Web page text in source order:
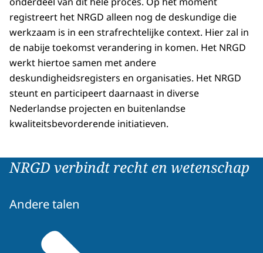
registreert het NRGD alleen nog de deskundige die
werkzaam is in een strafrechtelijke context. Hier zal in
de nabije toekomst verandering in komen. Het NRGD
werkt hiertoe samen met andere
deskundigheidsregisters en organisaties. Het NRGD
steunt en participeert daarnaast in diverse
Nederlandse projecten en buitenlandse
kwaliteitsbevorderende initiatieven.
NRGD verbindt recht en wetenschap
Andere talen